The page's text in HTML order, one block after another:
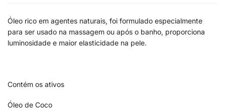
Óleo rico em agentes naturais, foi formulado especialmente
para ser usado na massagem ou após o banho, proporciona
luminosidade e maior elasticidade na pele.
Contém os ativos
Óleo de Coco